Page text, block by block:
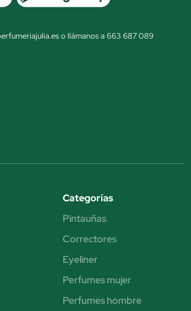
o llámanos a 663 687 089
Categorías
Pintauñas
Correctores
Eyeliner
Perfumes mujer
Perfumes hombre